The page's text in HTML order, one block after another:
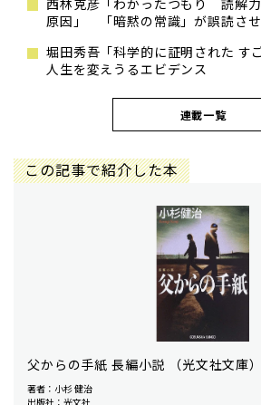
西林克彦「わかったつもり 読解
原因」 「暗黙の常識」が誤読さ
堀田秀吾「科学的に証明された す
人生を変えうるエビデンス
連載一覧
この記事で紹介した本
父からの手紙 長編小説 （光文社文庫）
著者：小杉 健治
出版社：光文社